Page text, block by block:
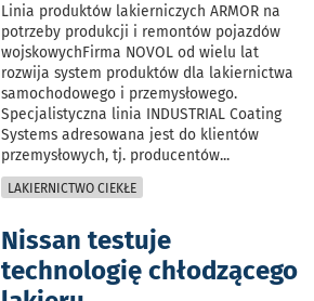
Linia produktów lakierniczych ARMOR na
potrzeby produkcji i remontów pojazdów
wojskowychFirma NOVOL od wielu lat
rozwija system produktów dla lakiernictwa
samochodowego i przemysłowego.
Specjalistyczna linia INDUSTRIAL Coating
Systems adresowana jest do klientów
przemysłowych, tj. producentów...
LAKIERNICTWO CIEKŁE
Nissan testuje
technologię chłodzącego